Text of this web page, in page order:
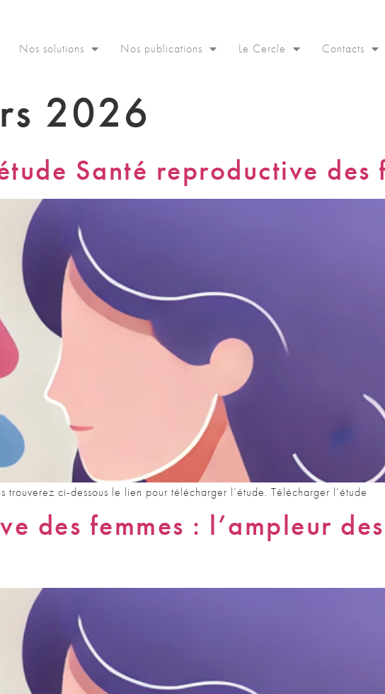
Nos solutions Nos publications Le Cercle Contacts
2026
Santé reproductive des
trouverez ci-dessous le lien pour télécharger l’étude. Télécharger l’étude
des femmes : l’ampleur